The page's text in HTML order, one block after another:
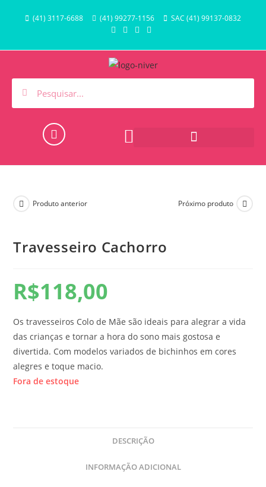
(41) 3117-6688 (41) 99277-1156 SAC (41) 99137-0832
Produto anterior Próximo produto
Travesseiro Cachorro
R$118,00
Os travesseiros Colo de Mãe são ideais para alegrar a vida
das crianças e tornar a hora do sono mais gostosa e
divertida. Com modelos variados de bichinhos em cores
alegres e toque macio.
Fora de estoque
DESCRIÇÃO
INFORMAÇÃO ADICIONAL